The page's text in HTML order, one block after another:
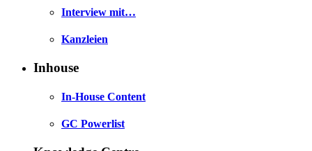
Interview mit…
Kanzleien
Inhouse
In-House Content
GC Powerlist